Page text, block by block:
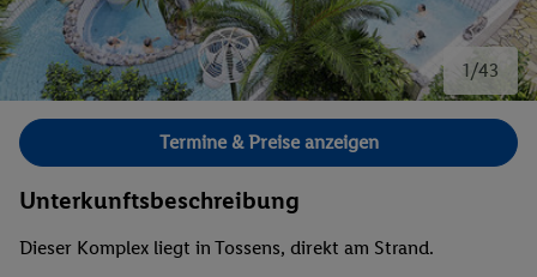
1/43
Bild 1 von 43.
Termine & Preise anzeigen
Unterkunftsbeschreibung
Dieser Komplex liegt in Tossens, direkt am Strand.